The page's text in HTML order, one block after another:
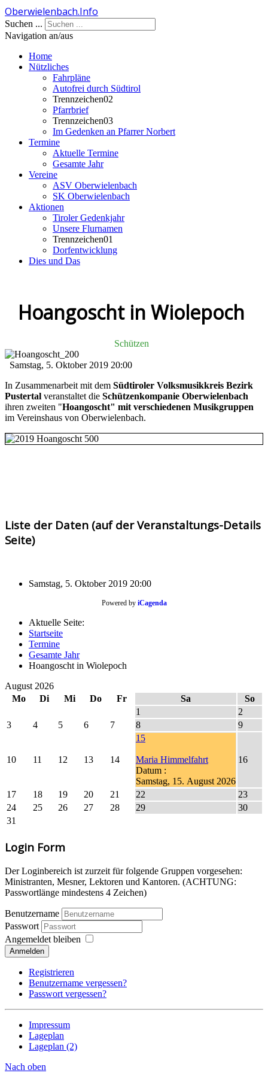
Oberwielenbach.Info
Suchen ...
Navigation an/aus
Home
Nützliches
Fahrpläne
Autofrei durch Südtirol
Trennzeichen02
Pfarrbrief
Trennzeichen03
Im Gedenken an Pfarrer Norbert
Termine
Aktuelle Termine
Gesamte Jahr
Vereine
ASV Oberwielenbach
SK Oberwielenbach
Aktionen
Tiroler Gedenkjahr
Unsere Flurnamen
Trennzeichen01
Dorfentwicklung
Dies und Das
Hoangoscht in Wiolepoch
Schützen
Samstag, 5. Oktober 2019 20:00
In Zusammenarbeit mit dem Südtiroler Volksmusikkreis Bezirk
Pustertal veranstaltet die Schützenkompanie Oberwielenbach
ihren zweiten "Hoangoscht" mit verschiedenen Musikgruppen
im Vereinshaus von Oberwielenbach.
Liste der Daten (auf der Veranstaltungs-Details
Seite)
Samstag, 5. Oktober 2019 20:00
Powered by iCagenda
Aktuelle Seite:
Startseite
Termine
Gesamte Jahr
Hoangoscht in Wiolepoch
Jahr
Monat
Jahr
Monat
August 2026
Mo
Di Mi Do Fr Sa
So
1
2
3
4 5 6 7 8 9
10 11 12 13 14
15
Maria Himmelfahrt
Datum :
Samstag, 15. August 2026
16
17 18 19 20 21 22
23
24
25 26 27 28 29
30
31
Login Form
Der Loginbereich ist zurzeit für folgende Gruppen vorgesehen:
Ministranten, Mesner, Lektoren und Kantoren. (ACHTUNG:
Passwortlänge mindestens 4 Zeichen)
Benutzername
Passwort
Angemeldet bleiben
Anmelden
Registrieren
Benutzername vergessen?
Passwort vergessen?
Impressum
Lageplan
Lageplan (2)
Nach oben